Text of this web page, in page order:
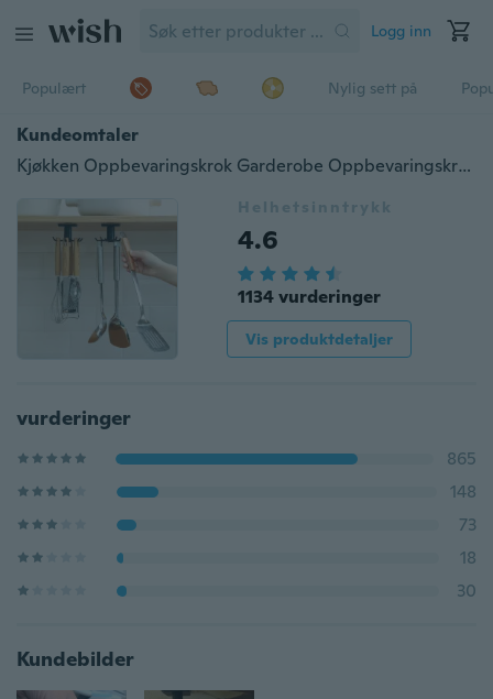
Logg inn
Populært Nylig sett på
Kundeomtaler
Kjøkken Oppbevaringskrok Garderobe Oppbevaringskrok Kjøkken Organisering Tilbehør Skap Oppbevaringsstativ Roterbar krok Oppbevaringsstativ
Helhetsinntrykk
4.6
1134 vurderinger
Vis produktdetaljer
vurderinger
865
148
73
18
30
Kundebilder